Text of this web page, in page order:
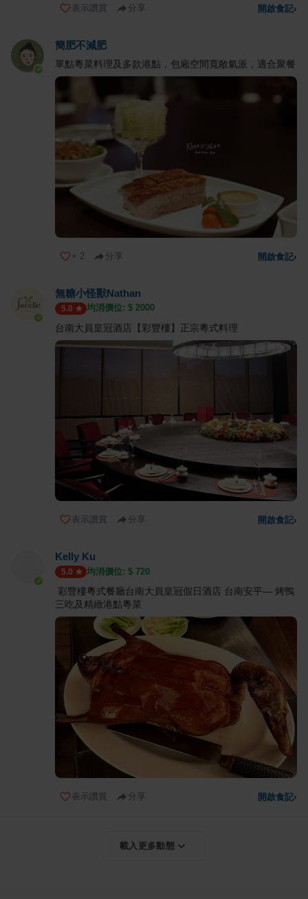
表示讚賞 分享 開啟食記›
簡肥不減肥
單點粵菜料理及多款港點，包廂空間寬敞氣派，適合聚餐
+ 2 分享 開啟食記›
無糖小怪獸Nathan
5.0 均消價位: $ 2000
台南大員皇冠酒店【彩豐樓】正宗粵式料理
表示讚賞 分享 開啟食記›
Kelly Ku
5.0 均消價位: $ 720
彩豐樓粵式餐廳台南大員皇冠假日酒店 台南安平— 烤鴨
三吃及精緻港點粵菜
表示讚賞 分享 開啟食記›
載入更多動態